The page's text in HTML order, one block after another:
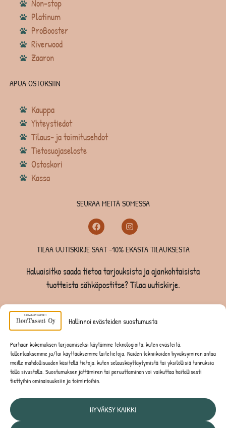
Hallinnoi evästeiden suostumusta
Parhaan kokemuksen tarjoamiseksi käytämme teknologioita, kuten evästeitä,
tallentaaksemme ja/tai käyttääksemme laitetietoja. Näiden tekniikoiden hyväksyminen antaa
meille mahdollisuuden käsitellä tietoja, kuten selauskäyttäytymistä tai yksilöllisiä tunnuksia
tällä sivustolla. Suostumuksen jättäminen tai peruuttaminen voi vaikuttaa haitallisesti
tiettyihin ominaisuuksiin ja toimintoihin.
HYVÄKSY KAIKKI
Non-stop
Platinum
ProBooster
Riverwood
Zaaron
APUA OSTOKSIIN
Kauppa
Yhteystiedot
Tilaus- ja toimitusehdot
Tietosuojaseloste
Ostoskori
Kassa
SEURAA MEITÄ SOMESSA
TILAA UUTISKIRJE SAAT -10% EKASTA TILAUKSESTA
Haluaisitko saada tietoa tarjouksista ja ajankohtaisista
tuotteista sähköpostitse? Tilaa uutiskirje.
TILAA UUTISKIRJE -SAAT -10% EKASTA TILAUKSESTA
KISSOILLE